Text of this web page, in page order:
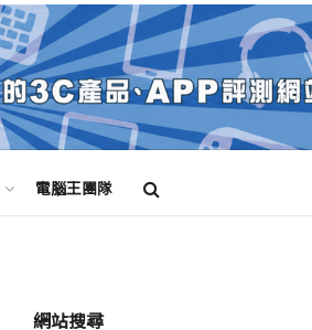
電腦王團隊
VTuber 仙舟羅浮
網站搜尋